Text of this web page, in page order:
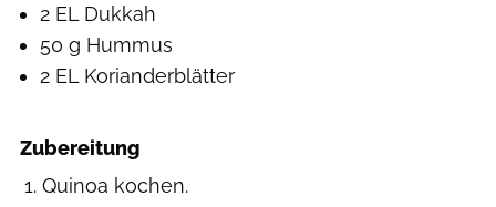
2 EL Dukkah
50 g Hummus
2 EL Korianderblätter
Zubereitung
Quinoa kochen.